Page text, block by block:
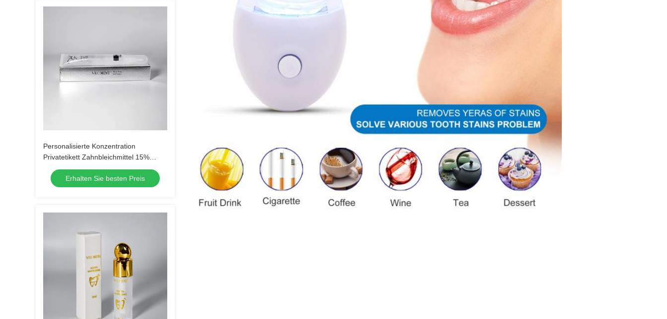
Personalisierte Konzentration
Privatetikett Zahnbleichmittel 15%
Carbamidperoxid Gel Weiß Lächeln
Zahnbleichmittel Gel
Erhalten Sie besten Preis